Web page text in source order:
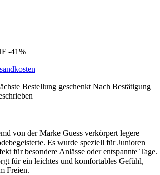
-41%
Bestellung geschenkt Nach Bestätigung
von der Marke Guess verkörpert legere
Es wurde speziell für Junioren
für besondere Anlässe oder entspannte Tage.
für ein leichtes und komfortables Gefühl,
Freien.